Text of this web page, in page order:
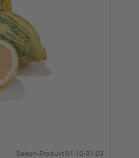
Saison-Produkt 01.10-31.03